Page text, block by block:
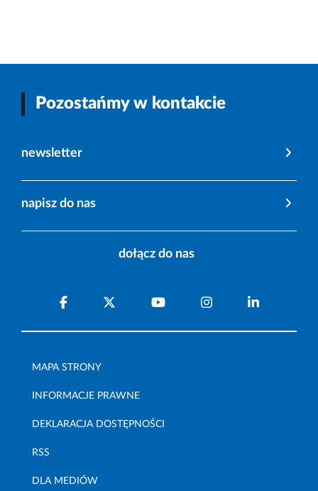
Pozostańmy w kontakcie
newsletter
napisz do nas
dołącz do nas
MAPA STRONY
INFORMACJE PRAWNE
DEKLARACJA DOSTĘPNOŚCI
RSS
DLA MEDIÓW